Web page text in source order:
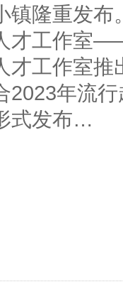
镇隆重发
才工作室
才工作室
2023年流
式发布…